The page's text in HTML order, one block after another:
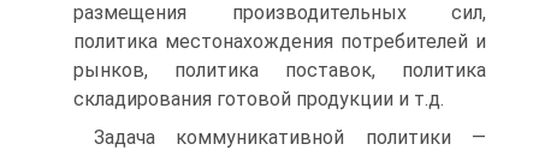
размещения производительных сил,
политика местонахождения потребителей и
рынков, политика поставок, политика
складирования готовой продукции и т.д.
Задача коммуникативной политики —